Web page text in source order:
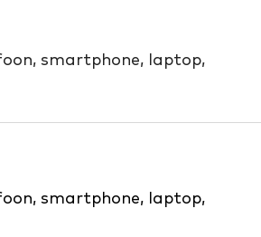
smartphone, laptop,
smartphone, laptop,